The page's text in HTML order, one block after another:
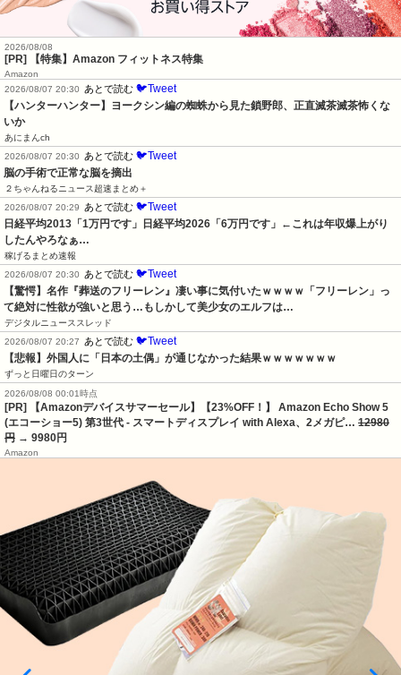
2026/08/08
[PR] 【特集】Amazon フィットネス特集
Amazon
2026/08/07 20:30
あとで読む 🐦Tweet
【ハンターハンター】ヨークシン編の蜘蛛から見た鎖野郎、正直滅茶滅茶怖くな
いか
あにまんch
2026/08/07 20:30
あとで読む 🐦Tweet
脳の手術で正常な脳を摘出
２ちゃんねるニュース超速まとめ＋
2026/08/07 20:29
あとで読む 🐦Tweet
日経平均2013「1万円です」日経平均2026「6万円です」←これは年収爆上がり
したんやろなぁ…
稼げるまとめ速報
2026/08/07 20:30
あとで読む 🐦Tweet
【驚愕】名作『葬送のフリーレン』凄い事に気付いたｗｗｗｗ「フリーレン」っ
て絶対に性欲が強いと思う…もしかして美少女のエルフは…
デジタルニューススレッド
2026/08/07 20:27
あとで読む 🐦Tweet
【悲報】外国人に「日本の土偶」が通じなかった結果ｗｗｗｗｗｗｗ
ずっと日曜日のターン
2026/08/08 00:01時点
[PR] 【Amazonデバイスサマーセール】【23%OFF！】 Amazon Echo Show 5
(エコーショー5) 第3世代 - スマートディスプレイ with Alexa、2メガピ… 12980
円 → 9980円
Amazon